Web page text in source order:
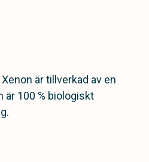
är tillverkad av en
100 % biologiskt